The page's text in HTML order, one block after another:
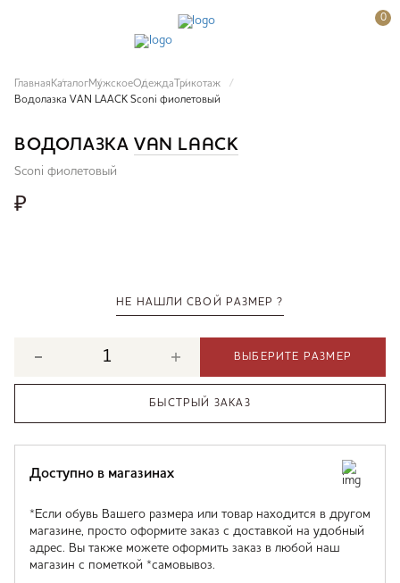
0
Главная КаталогМужскоеОдежда Трикотаж
Водолазка VAN LAACK Sconi фиолетовый
ВОДОЛАЗКА VAN LAACK
Sconi фиолетовый
₽
НЕ НАШЛИ СВОЙ РАЗМЕР ?
ВЫБЕРИТЕ РАЗМЕР
БЫСТРЫЙ ЗАКАЗ
Доступно в магазинах
*Если обувь Вашего размера или товар находится в другом
магазине, просто оформите заказ с доставкой на удобный
адрес. Вы также можете оформить заказ в любой наш
магазин с пометкой *самовывоз.